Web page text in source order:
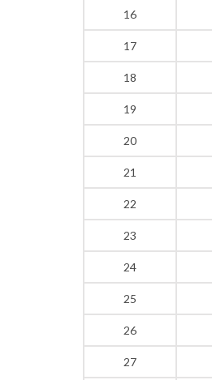
16
17
18
19
20
21
22
23
24
25
26
27